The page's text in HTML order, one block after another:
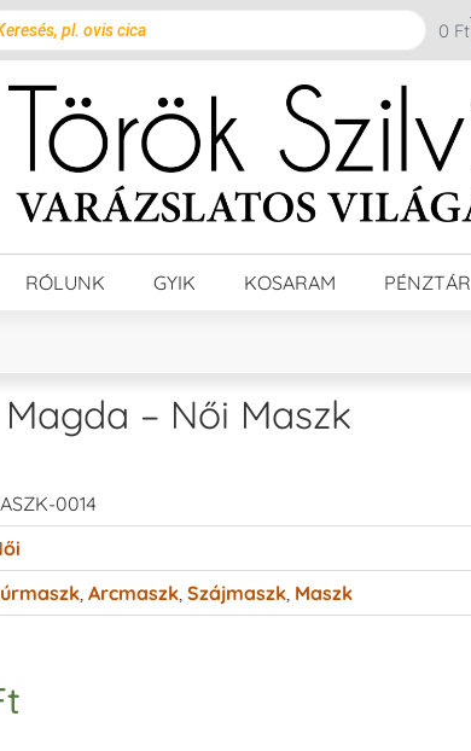
0 Ft
RÓLUNK GYIK KOSARAM PÉNZTÁR
– Női Maszk
0014
, Arcmaszk, Szájmaszk, Maszk